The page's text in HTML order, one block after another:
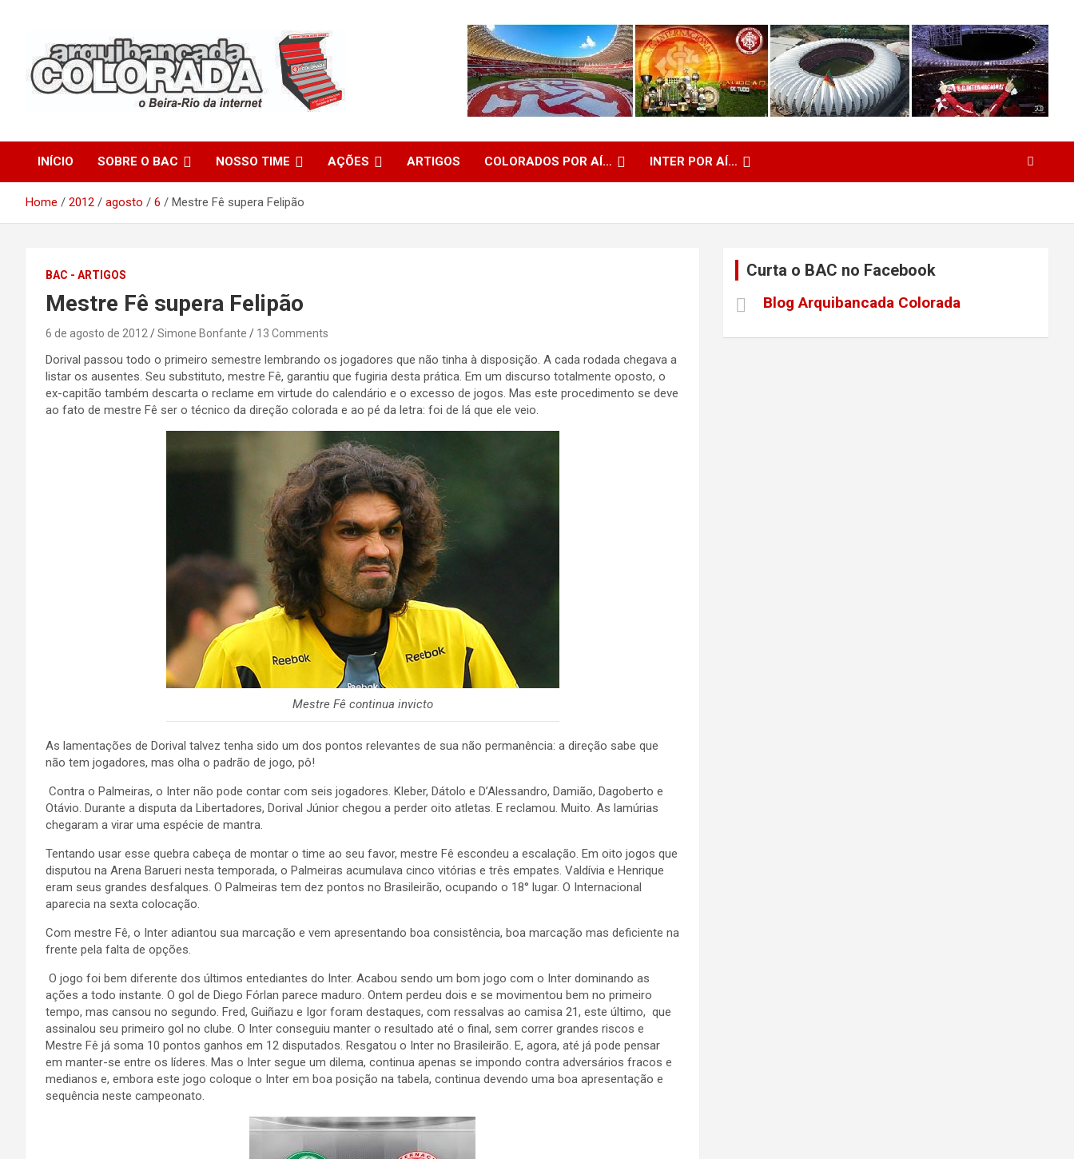
Arquibancada Colorada
INÍCIO SOBRE O BAC NOSSO TIME AÇÕES ARTIGOS COLORADOS POR AÍ… INTER POR AÍ…
Home 2012 agosto 6 Mestre Fê supera Felipão
BAC - ARTIGOS
Mestre Fê supera Felipão
6 de agosto de 2012 Simone Bonfante 13 Comments
Dorival passou todo o primeiro semestre lembrando os jogadores que não tinha à disposição. A cada rodada chegava a
listar os ausentes. Seu substituto, mestre Fê, garantiu que fugiria desta prática. Em um discurso totalmente oposto, o
ex-capitão também descarta o reclame em virtude do calendário e o excesso de jogos. Mas este procedimento se deve
ao fato de mestre Fê ser o técnico da direção colorada e ao pé da letra: foi de lá que ele veio.
Mestre Fê continua invicto
As lamentações de Dorival talvez tenha sido um dos pontos relevantes de sua não permanência: a direção sabe que
não tem jogadores, mas olha o padrão de jogo, pô!
Contra o Palmeiras, o Inter não pode contar com seis jogadores. Kleber, Dátolo e D’Alessandro, Damião, Dagoberto e
Otávio. Durante a disputa da Libertadores, Dorival Júnior chegou a perder oito atletas. E reclamou. Muito. As lamúrias
chegaram a virar uma espécie de mantra.
Tentando usar esse quebra cabeça de montar o time ao seu favor, mestre Fê escondeu a escalação. Em oito jogos que
disputou na Arena Barueri nesta temporada, o Palmeiras acumulava cinco vitórias e três empates. Valdívia e Henrique
eram seus grandes desfalques. O Palmeiras tem dez pontos no Brasileirão, ocupando o 18° lugar. O Internacional
aparecia na sexta colocação.
Com mestre Fê, o Inter adiantou sua marcação e vem apresentando boa consistência, boa marcação mas deficiente na
frente pela falta de opções.
O jogo foi bem diferente dos últimos entediantes do Inter. Acabou sendo um bom jogo com o Inter dominando as
ações a todo instante. O gol de Diego Fórlan parece maduro. Ontem perdeu dois e se movimentou bem no primeiro
tempo, mas cansou no segundo. Fred, Guiñazu e Igor foram destaques, com ressalvas ao camisa 21, este último, que
assinalou seu primeiro gol no clube. O Inter conseguiu manter o resultado até o final, sem correr grandes riscos e
Mestre Fê já soma 10 pontos ganhos em 12 disputados. Resgatou o Inter no Brasileirão. E, agora, até já pode pensar
em manter-se entre os líderes. Mas o Inter segue um dilema, continua apenas se impondo contra adversários fracos e
medianos e, embora este jogo coloque o Inter em boa posição na tabela, continua devendo uma boa apresentação e
sequência neste campeonato.
Curta o BAC no Facebook
Blog Arquibancada Colorada